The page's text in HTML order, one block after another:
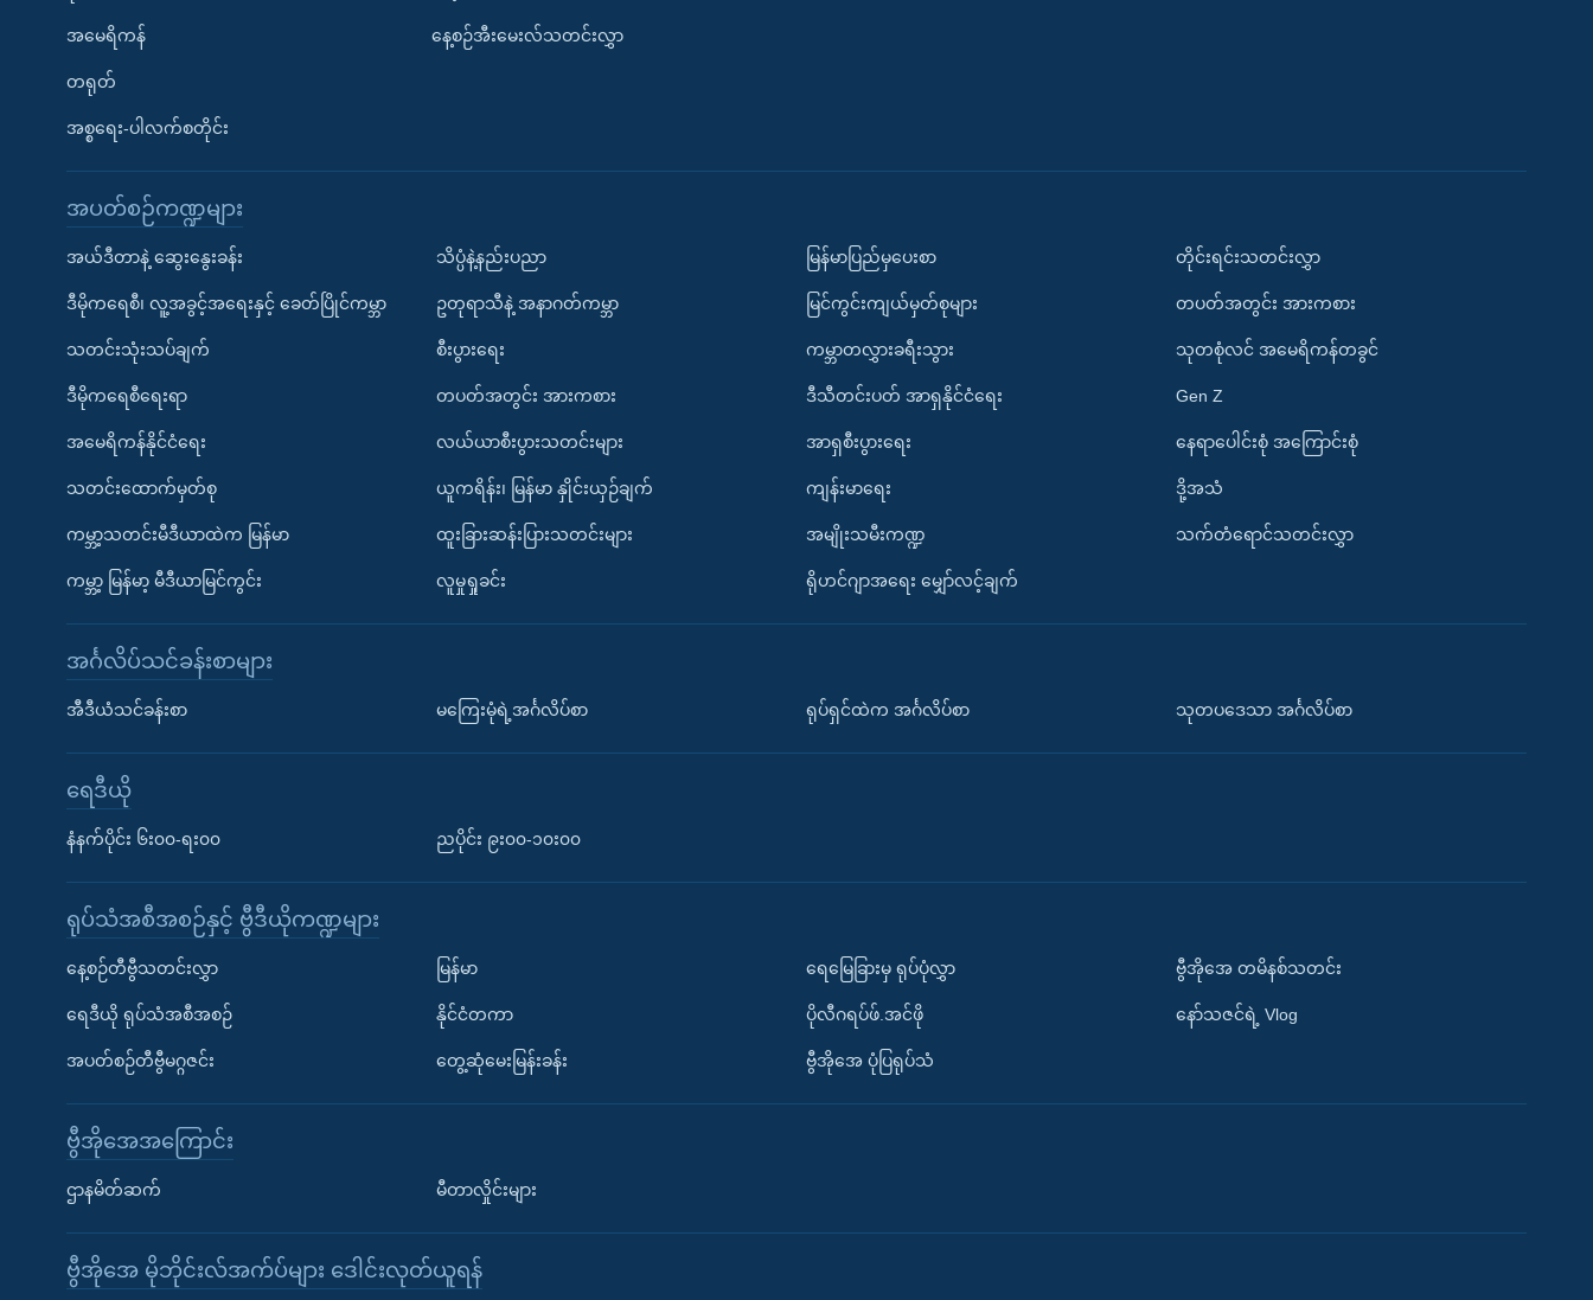
Learning English
အမေရိကန်
တရုတ်
အစ္စရေး-ပါလက်စတိုင်း
နေ့စဉ်အီးမေးလ်သတင်းလွှာ
အပတ်စဉ်ကဏ္ဍများ
အယ်ဒီတာနဲ့ ဆွေးနွေးခန်း
ဒီမိုကရေစီ၊ လူ့အခွင့်အရေးနှင့် ခေတ်ပြိုင်ကမ္ဘာ
သတင်းသုံးသပ်ချက်
ဒီမိုကရေစီရေးရာ
အမေရိကန်နိုင်ငံရေး
သတင်းထောက်မှတ်စု
ကမ္ဘာ့သတင်းမီဒီယာထဲက မြန်မာ
ကမ္ဘာ့ မြန်မာ့ မီဒီယာမြင်ကွင်း
သိပ္ပံနဲ့နည်းပညာ
ဥတုရာသီနဲ့ အနာဂတ်ကမ္ဘာ
စီးပွားရေး
တပတ်အတွင်း အားကစား
လယ်ယာစီးပွားသတင်းများ
ယူကရိန်း၊ မြန်မာ နှိုင်းယှဉ်ချက်
ထူးခြားဆန်းပြားသတင်းများ
လူမှုရှုခင်း
မြန်မာပြည်မှပေးစာ
မြင်ကွင်းကျယ်မှတ်စုများ
ကမ္ဘာတလွှားခရီးသွား
ဒီသီတင်းပတ် အာရှနိုင်ငံရေး
အာရှစီးပွားရေး
ကျန်းမာရေး
အမျိုးသမီးကဏ္ဍ
ရိုဟင်ဂျာအရေး မျှော်လင့်ချက်
တိုင်းရင်းသတင်းလွှာ
တပတ်အတွင်း အားကစား
သုတစုံလင် အမေရိကန်တခွင်
Gen Z
နေရာပေါင်းစုံ အကြောင်းစုံ
ဒို့အသံ
သက်တံရောင်သတင်းလွှာ
အင်္ဂလိပ်သင်ခန်းစာများ
အီဒီယံသင်ခန်းစာ မကြေးမုံရဲ့အင်္ဂလိပ်စာ ရုပ်ရှင်ထဲက အင်္ဂလိပ်စာ သုတပဒေသာ အင်္ဂလိပ်စာ
ရေဒီယို
နံနက်ပိုင်း ၆း၀၀-ရး၀၀ ညပိုင်း ၉း၀၀-၁၀း၀၀
ရုပ်သံအစီအစဉ်နှင့် ဗွီဒီယိုကဏ္ဍများ
နေ့စဉ်တီဗွီသတင်းလွှာ
ရေဒီယို ရုပ်သံအစီအစဉ်
အပတ်စဉ်တီဗွီမဂ္ဂဇင်း
မြန်မာ
နိုင်ငံတကာ
တွေ့ဆုံမေးမြန်းခန်း
ရေမြေခြားမှ ရုပ်ပုံလွှာ
ပိုလီဂရပ်ဖ်.အင်ဖို
ဗွီအိုအေ ပုံပြရုပ်သံ
ဗွီအိုအေ တမိနစ်သတင်း
နော်သဇင်ရဲ့ Vlog
ဗွီအိုအေအကြောင်း
ဌာနမိတ်ဆက် မီတာလှိုင်းများ
ဗွီအိုအေ မိုဘိုင်းလ်အက်ပ်များ ဒေါင်းလုတ်ယူရန်